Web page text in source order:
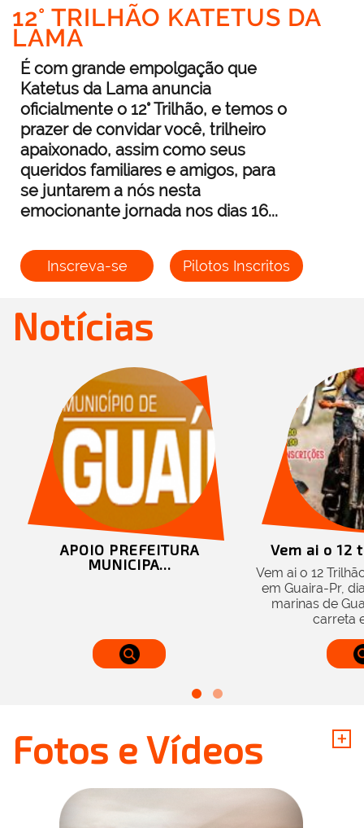
12° TRILHÃO KATETUS DA
LAMA
É com grande empolgação que
Katetus da Lama anuncia
oficialmente o 12° Trilhão, e temos o
prazer de convidar você, trilheiro
apaixonado, assim como seus
queridos familiares e amigos, para
se juntarem a nós nesta
emocionante jornada nos dias 16...
Inscreva-se Pilotos Inscritos
Notícias
APOIO PREFEITURA
MUNICIPA...
Vem ai o 12
Vem ai o 12
em Guaira-Pr,
marinas de
carreta
Fotos e Vídeos +